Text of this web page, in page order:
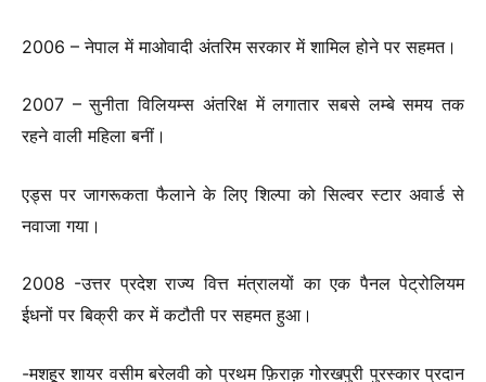
2006 – नेपाल में माओवादी अंतरिम सरकार में शामिल होने पर सहमत।
2007 – सुनीता विलियम्स अंतरिक्ष में लगातार सबसे लम्बे समय तक
रहने वाली महिला बनीं।
एड्स पर जागरूकता फैलाने के लिए शिल्पा को सिल्वर स्टार अवार्ड से
नवाजा गया।
2008 -उत्तर प्रदेश राज्य वित्त मंत्रालयों का एक पैनल पेट्रोलियम
ईधनों पर बिक्री कर में कटौती पर सहमत हुआ।
-मशहूर शायर वसीम बरेलवी को प्रथम फ़िराक़ गोरखपुरी पुरस्कार प्रदान